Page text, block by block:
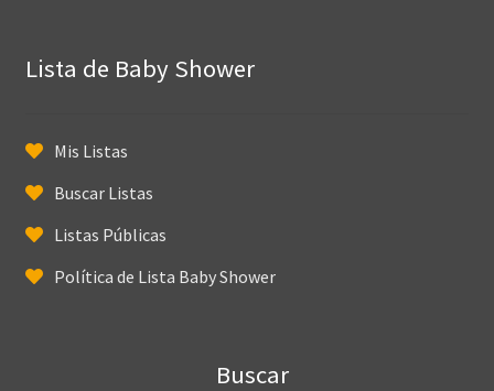
Lista de Baby Shower
Mis Listas
Buscar Listas
Listas Públicas
Política de Lista Baby Shower
Buscar